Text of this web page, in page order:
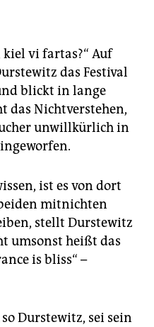
vi fartas?“ Auf
das Festival
blickt in lange
das Nichtverstehen,
unwillkürlich in
ist es von dort
mitnichten
stellt Durstewitz
umsonst heißt das
is bliss“ –
Durstewitz, sei sein